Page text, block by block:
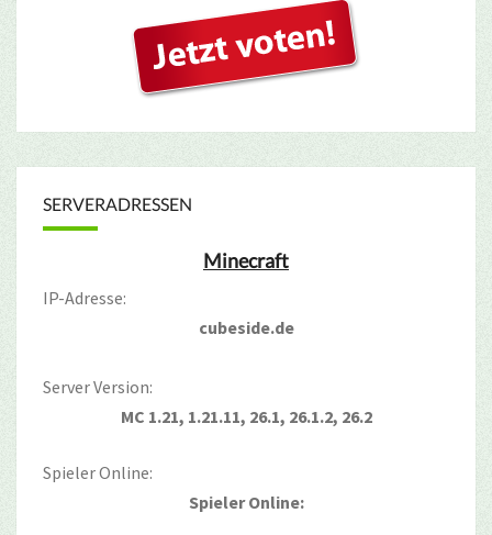
SERVERADRESSEN
Minecraft
IP-Adresse:
cubeside.de
Server Version:
MC 1.21, 1.21.11, 26.1, 26.1.2, 26.2
Spieler Online:
Spieler Online: